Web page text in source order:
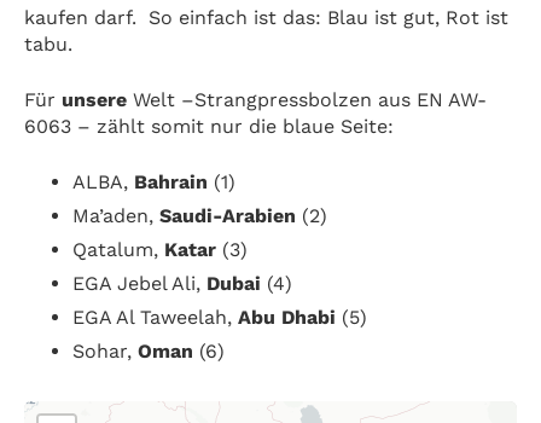
kaufen darf. So einfach ist das: Blau ist gut, Rot ist
tabu.
Für unsere Welt –Strangpressbolzen aus EN AW-
6063 – zählt somit nur die blaue Seite:
ALBA, Bahrain (1)
Ma’aden, Saudi-Arabien (2)
Qatalum, Katar (3)
EGA Jebel Ali, Dubai (4)
EGA Al Taweelah, Abu Dhabi (5)
Sohar, Oman (6)